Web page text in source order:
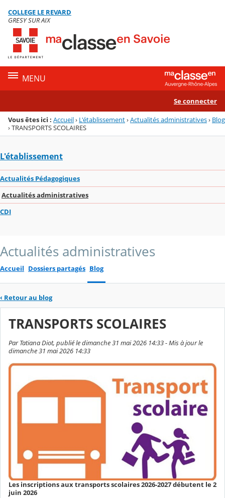
Menu de la rubrique
Contenu
COLLEGE LE REVARD
GRESY SUR AIX
MENU
Se connecter
Vous êtes ici : Accueil› L'établissement›Actualités administratives› Blog
›TRANSPORTS SCOLAIRES
L'établissement
Actualités Pédagogiques
Actualités administratives
CDI
Actualités administratives
Accueil Dossiers partagés Blog
‹ Retour au blog
TRANSPORTS SCOLAIRES
Par Tatiana Diot, publié le dimanche 31 mai 2026 14:33 - Mis à jour le
dimanche 31 mai 2026 14:33
Les inscriptions aux transports scolaires 2026-2027 débutent le 2
juin 2026